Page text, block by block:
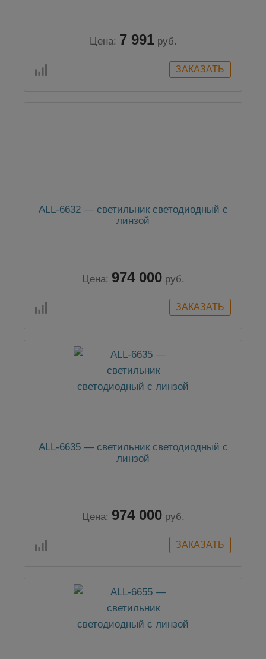
Цена: 7 991 руб.
ALL-6632 — светильник светодиодный с
линзой
Цена: 974 000 руб.
ALL-6635 — светильник светодиодный с
линзой
Цена: 974 000 руб.